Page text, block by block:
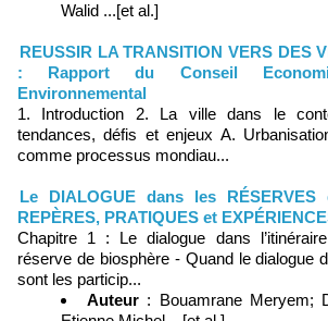
Walid ...[et al.]
REUSSIR LA TRANSITION VERS DES
: Rapport du Conseil
Environnemental
1. Introduction 2. La ville dans le
tendances, défis et enjeux A.
comme processus mondiau...
Le DIALOGUE dans les RÉSERVES
REPÈRES, PRATIQUES et
Chapitre 1 : Le dialogue dans
réserve de biosphère - Quand le dialogue
sont les particip...
Auteur : Bouamrane Meryem;